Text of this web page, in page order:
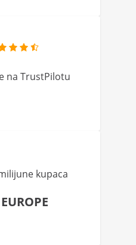
na TrustPilotu
kupaca